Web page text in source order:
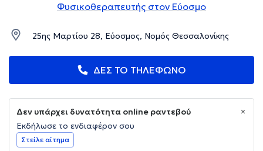
Φυσικοθεραπευτής στον Εύοσμο
25ης Μαρτίου 28, Εύοσμος, Νομός Θεσσαλονίκης
ΔΕΣ ΤΟ ΤΗΛΕΦΩΝΟ
Δεν υπάρχει δυνατότητα online ραντεβού
Εκδήλωσε το ενδιαφέρον σου
Στείλε αίτημα